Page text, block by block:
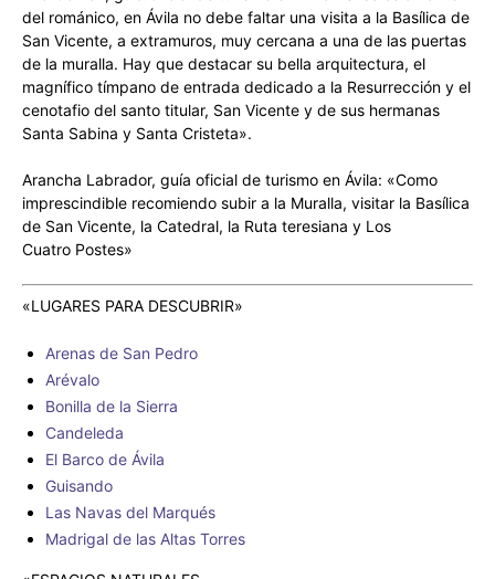
del románico, en Ávila no debe faltar una visita a la Basílica de
San Vicente, a extramuros, muy cercana a una de las puertas
de la muralla. Hay que destacar su bella arquitectura, el
magnífico tímpano de entrada dedicado a la Resurrección y el
cenotafio del santo titular, San Vicente y de sus hermanas
Santa Sabina y Santa Cristeta».
Arancha Labrador, guía oficial de turismo en Ávila: «Como
imprescindible recomiendo subir a la Muralla, visitar la Basílica
de San Vicente, la Catedral, la Ruta teresiana y Los
Cuatro Postes»
«LUGARES PARA DESCUBRIR»
Arenas de San Pedro
Arévalo
Bonilla de la Sierra
Candeleda
El Barco de Ávila
Guisando
Las Navas del Marqués
Madrigal de las Altas Torres